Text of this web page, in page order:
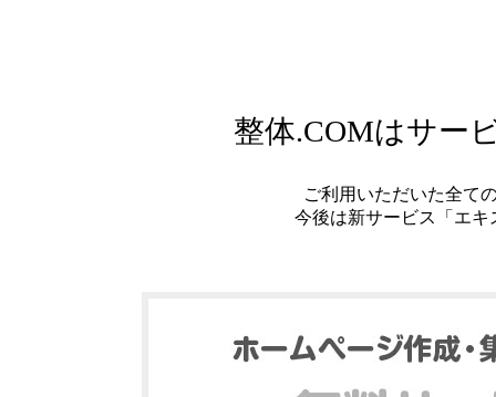
整体.COMはサー
ご利用いただいた全て
今後は新サービス「エ